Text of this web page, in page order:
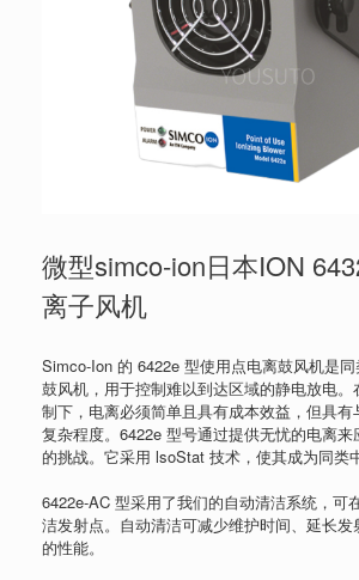
微型simco-ion日本ION
离子风机
Simco-Ion 的 6422e 型使用点电离鼓风机是
鼓风机，用于控制难以到达区域的静电放电
制下，电离必须简单且具有成本效益，但具
复杂程度。6422e 型号通过提供无忧的电离
的挑战。它采用 lsoStat 技术，使其成为同类
6422e-AC 型采用了我们的自动清洁系统，可
洁发射点。自动清洁可减少维护时间、延长
的性能。